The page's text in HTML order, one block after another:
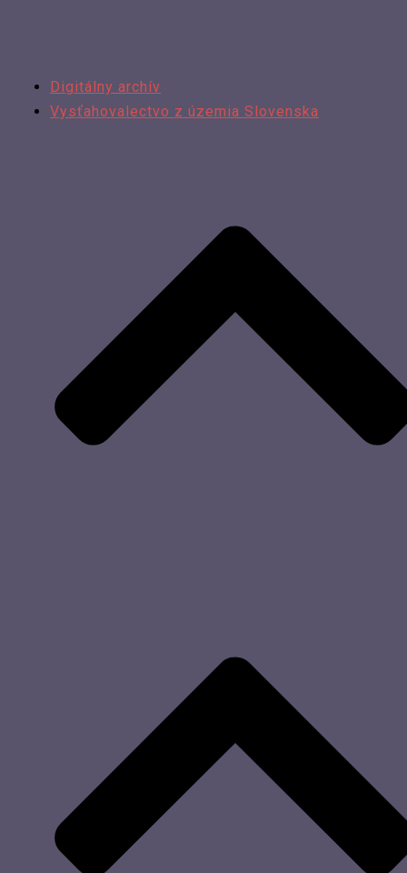
Digitálny archív
Vysťahovalectvo z územia Slovenska